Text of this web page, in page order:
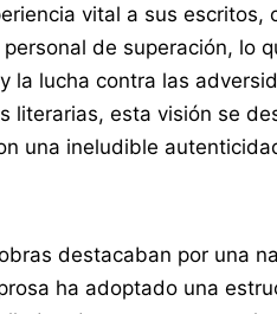
vital a sus escritos,
de superación, lo
la lucha contra las
literarias, esta visión se
una ineludible
destacaban por una
ha adoptado una